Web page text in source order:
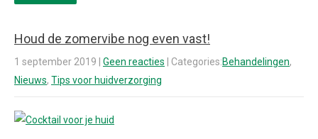
Houd de zomervibe nog even vast!
1 september 2019 Geen reacties | Categories:Behandelingen,
Nieuws, Tips voor huidverzorging